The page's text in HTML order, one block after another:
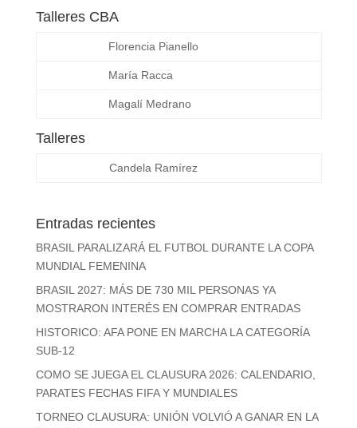
Talleres CBA
Florencia Pianello
María Racca
Magalí Medrano
Talleres
Candela Ramírez
Entradas recientes
BRASIL PARALIZARÁ EL FUTBOL DURANTE LA COPA
MUNDIAL FEMENINA
BRASIL 2027: MÁS DE 730 MIL PERSONAS YA
MOSTRARON INTERÉS EN COMPRAR ENTRADAS
HISTORICO: AFA PONE EN MARCHA LA CATEGORÍA
SUB-12
COMO SE JUEGA EL CLAUSURA 2026: CALENDARIO,
PARATES FECHAS FIFA Y MUNDIALES
TORNEO CLAUSURA: UNIÓN VOLVIÓ A GANAR EN LA